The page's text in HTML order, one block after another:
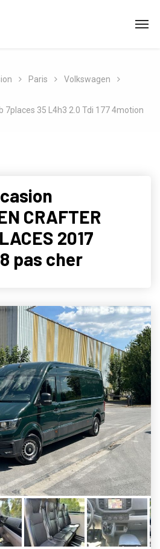
Paris
Volkswagen
35 L4h3 2.0 Tdi 177 4motion
CRAFTER
2017
pas cher